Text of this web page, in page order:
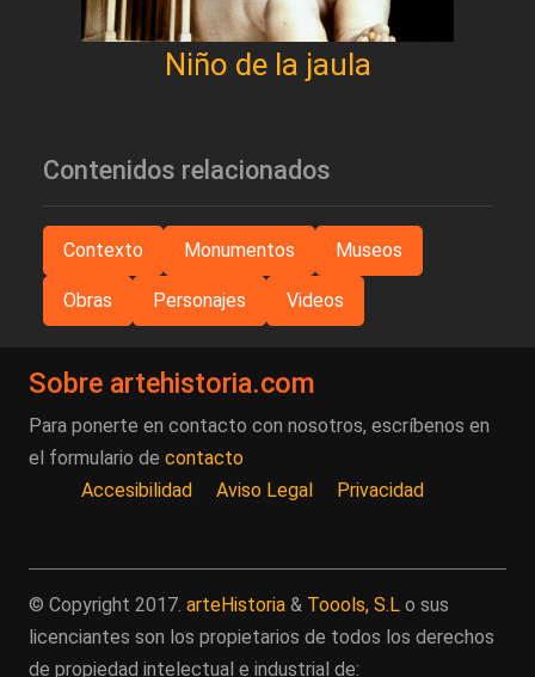
Niño de la jaula
Contenidos relacionados
Contexto Monumentos Museos
Obras Personajes Videos
Sobre artehistoria.com
Para ponerte en contacto con nosotros, escríbenos en
el formulario de contacto
Accesibilidad
Aviso Legal Privacidad
© Copyright 2017. arteHistoria & Toools, S.L o sus
licenciantes son los propietarios de todos los derechos
de propiedad intelectual e industrial de: